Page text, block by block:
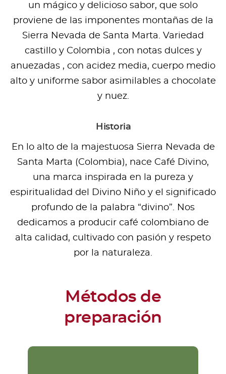
un mágico y delicioso sabor, que solo
proviene de las imponentes montañas de la
Sierra Nevada de Santa Marta. Variedad
castillo y Colombia , con notas dulces y
anuezadas , con acidez media, cuerpo medio
alto y uniforme sabor asimilables a chocolate
y nuez.
Historia
En lo alto de la majestuosa Sierra Nevada de
Santa Marta (Colombia), nace Café Divino,
una marca inspirada en la pureza y
espiritualidad del Divino Niño y el significado
profundo de la palabra “divino”. Nos
dedicamos a producir café colombiano de
alta calidad, cultivado con pasión y respeto
por la naturaleza.
Métodos de
preparación